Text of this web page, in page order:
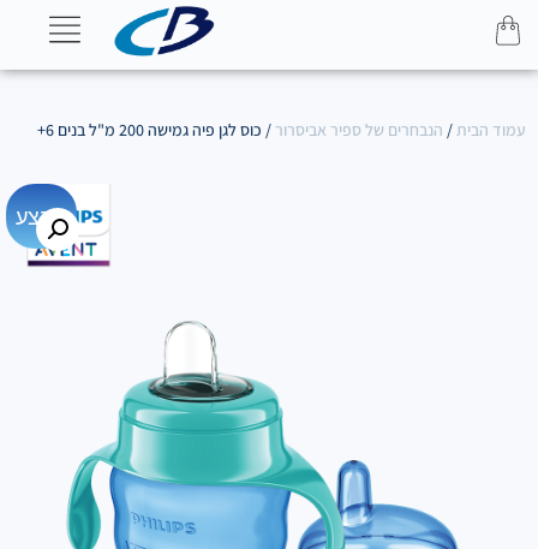
עמוד הבית/ הנבחרים של ספיר אביסרור/ כוס לגן פיה גמישה 200 מ"ל בנים 6+
מבצע